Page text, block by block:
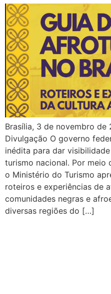
Brasília, 3 de novembro de
Divulgação O governo
inédita para dar
turismo nacional. Por meio
o Ministério do Turismo
roteiros e experiências de
comunidades negras e
diversas regiões do […]